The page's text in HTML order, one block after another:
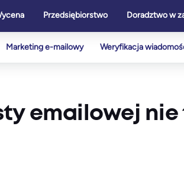
Przedsiębiorstwo Doradztwo w
Marketing e-mailowy Weryfikacja
emailowej